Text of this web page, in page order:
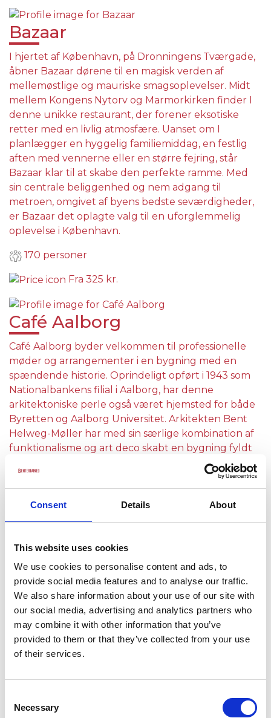
Consent Details About
This website uses cookies
We use cookies to personalise content and ads, to
provide social media features and to analyse our traffic.
We also share information about your use of our site with
our social media, advertising and analytics partners who
may combine it with other information that you’ve
provided to them or that they’ve collected from your use
of their services.
Selection
Necessary
Bazaar
I hjertet af København, på Dronningens Tværgade,
åbner Bazaar dørene til en magisk verden af
mellemøstlige og mauriske smagsoplevelser. Midt
mellem Kongens Nytorv og Marmorkirken finder I
denne unikke restaurant, der forener eksotiske
retter med en livlig atmosfære. Uanset om I
planlægger en hyggelig familiemiddag, en festlig
aften med vennerne eller en større fejring, står
Bazaar klar til at skabe den perfekte ramme. Med
sin centrale beliggenhed og nem adgang til
metroen, omgivet af byens bedste seværdigheder,
er Bazaar det oplagte valg til en uforglemmelig
oplevelse i København.
170 personer
Fra 325 kr.
Café Aalborg
Café Aalborg byder velkommen til professionelle
møder og arrangementer i en bygning med en
spændende historie. Oprindeligt opført i 1943 som
Nationalbankens filial i Aalborg, har denne
arkitektoniske perle også været hjemsted for både
Byretten og Aalborg Universitet. Arkitekten Bent
Helweg-Møller har med sin særlige kombination af
funktionalisme og art deco skabt en bygning fyldt
50 personer
Sanderumgaard
Når I planlægger en fest på gården, er det kun
fantasien, der sætter grænser for mulighederne.
Fortæl dem om jeres ønsker, og de vil gøre deres
yderste for at skabe en fest, der opfylder alle jeres
drømme. Herregården samarbejder med en række
talentfulde kokke, som skræddersyr en
og jeres præferencer. Hvis I har brug for inspiration,
menuen.